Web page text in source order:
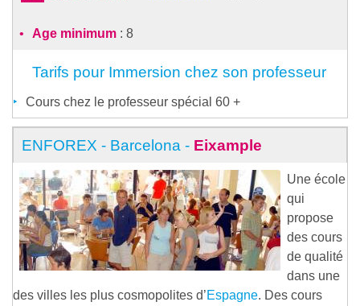
Age minimum : 8
Tarifs pour Immersion chez son professeur
Cours chez le professeur spécial 60 +
ENFOREX - Barcelona - Eixample
Une école
qui
propose
des cours
de qualité
dans une
des villes les plus cosmopolites d’Espagne. Des cours